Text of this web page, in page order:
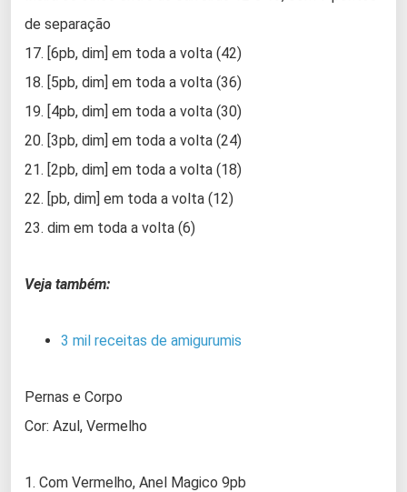
de separação
17. [6pb, dim] em toda a volta (42)
18. [5pb, dim] em toda a volta (36)
19. [4pb, dim] em toda a volta (30)
20. [3pb, dim] em toda a volta (24)
21. [2pb, dim] em toda a volta (18)
22. [pb, dim] em toda a volta (12)
23. dim em toda a volta (6)
Veja também:
3 mil receitas de amigurumis
Pernas e Corpo
Cor: Azul, Vermelho
1. Com Vermelho, Anel Magico 9pb